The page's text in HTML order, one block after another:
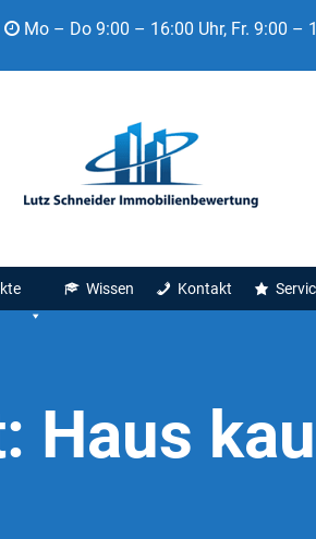
Mo – Do 9:00 – 16:00 Uhr, Fr. 9:00 –
Wissen Kontakt
Haus